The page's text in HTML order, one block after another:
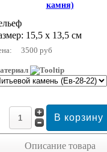
камня)
15,5 х 13,5 см
3500 руб
Описание товара